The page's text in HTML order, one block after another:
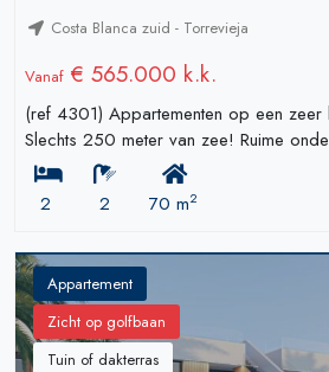
Costa Blanca zuid - Torrevieja
Vanaf € 565.000 k.k.
(ref 4301) Appartementen op een
Slechts 250 meter van zee! Ruime
2 2 70 m2
Appartement
Zicht op golfbaan
Tuin of dakterras